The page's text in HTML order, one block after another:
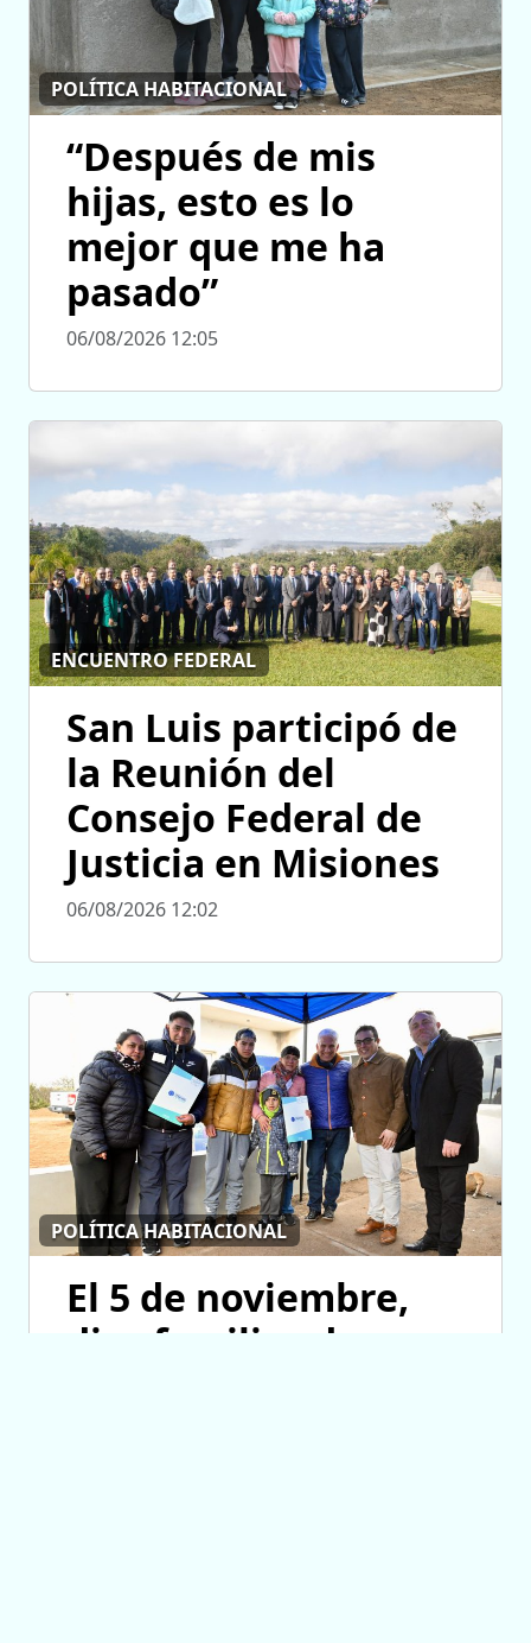
POLÍTICA HABITACIONAL
“Después de mis
hijas, esto es lo
mejor que me ha
pasado”
06/08/2026 12:05
ENCUENTRO FEDERAL
San Luis participó de
la Reunión del
Consejo Federal de
Justicia en Misiones
06/08/2026 12:02
POLÍTICA HABITACIONAL
El 5 de noviembre,
diez familias de